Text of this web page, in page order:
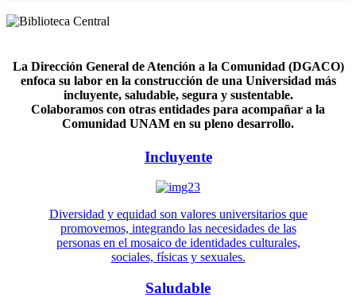
La Dirección General de Atención a la Comunidad (DGACO)
enfoca su labor en la construcción de una Universidad más
incluyente, saludable, segura y sustentable.
Colaboramos con otras entidades para acompañar a la
Comunidad UNAM en su pleno desarrollo.
Incluyente
Diversidad y equidad son valores universitarios que
promovemos, integrando las necesidades de las
personas en el mosaico de identidades culturales,
sociales, físicas y sexuales.
Saludable